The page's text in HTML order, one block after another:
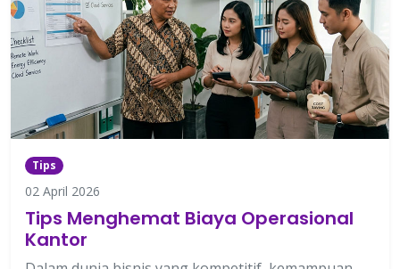
Tips
02 April 2026
Tips Menghemat Biaya Operasional
Kantor